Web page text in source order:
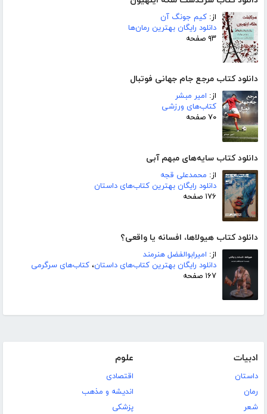
از: کیم جونگ آن
دانلود رایگان بهترین رمان‌ها
۹۳ صفحه
دانلود کتاب مرجع جام جهانی فوتبال
از: امیر مبشر
کتاب‌های ورزشی
۷۰ صفحه
دانلود کتاب سایه‌های مبهم آبی
از: محمدعلی قجه
دانلود رایگان بهترین کتاب‌های داستان
۱۷۶ صفحه
دانلود کتاب هیولاها، افسانه یا واقعی؟
از: امیرابوالفضل هنرمند
دانلود رایگان بهترین کتاب‌های داستان، کتاب‌های سرگرمی
۱۶۷ صفحه
ادبیات
داستان
رمان
شعر
علوم
اقتصادی
اندیشه و مذهب
پزشکی